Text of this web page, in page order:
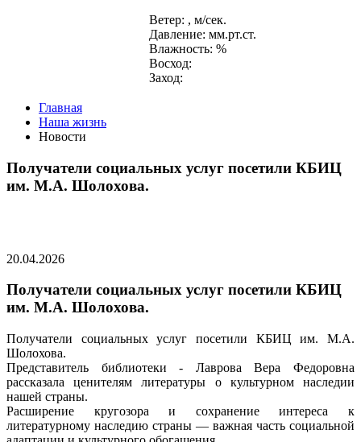
Ветер: , м/сек.
Давление: мм.рт.ст.
Влажность: %
Восход:
Заход:
Главная
Наша жизнь
Новости
Получатели социальных услуг посетили КБИЦ
им. М.А. Шолохова.
20.04.2026
Получатели социальных услуг посетили КБИЦ
им. М.А. Шолохова.
Получатели социальных услуг посетили КБИЦ им. М.А.
Шолохова.
Представитель библиотеки - Лаврова Вера Федоровна
рассказала ценителям литературы о культурном наследии
нашей страны.
Расширение кругозора и сохранение интереса к
литературному наследию страны — важная часть социальной